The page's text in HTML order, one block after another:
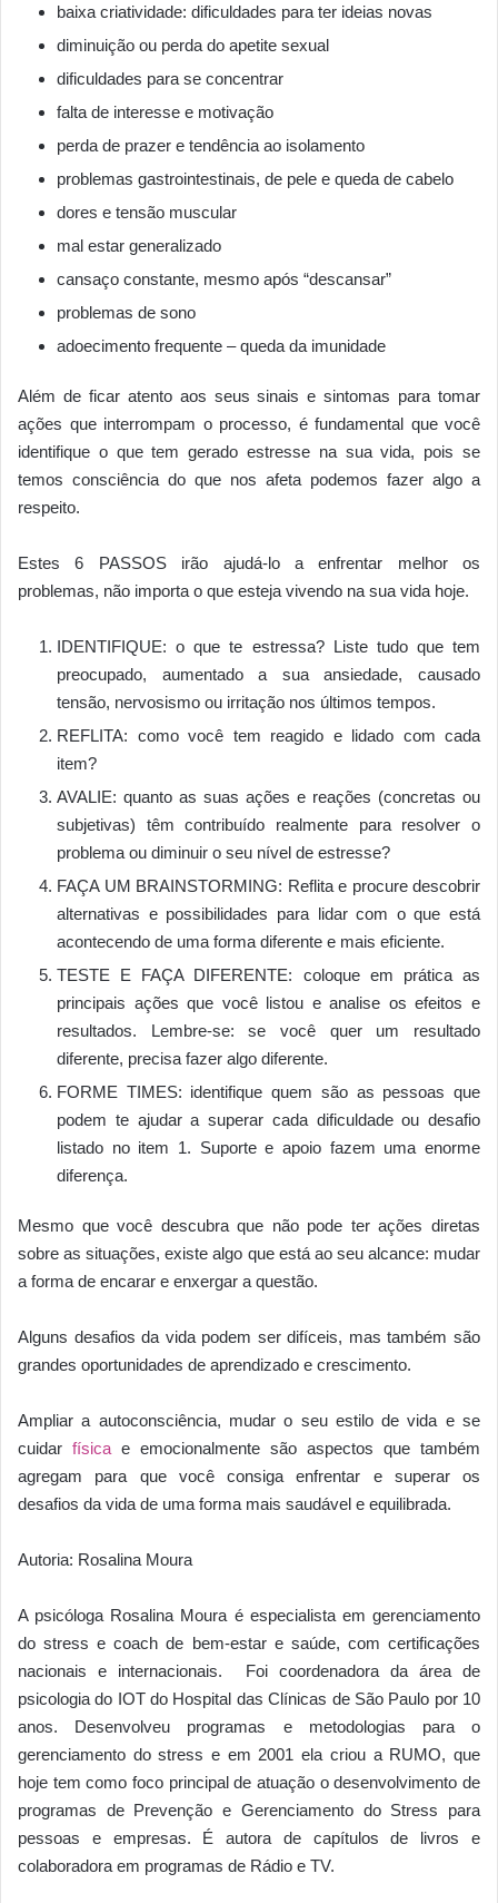
baixa criatividade: dificuldades para ter ideias novas
diminuição ou perda do apetite sexual
dificuldades para se concentrar
falta de interesse e motivação
perda de prazer e tendência ao isolamento
problemas gastrointestinais, de pele e queda de cabelo
dores e tensão muscular
mal estar generalizado
cansaço constante, mesmo após “descansar”
problemas de sono
adoecimento frequente – queda da imunidade
Além de ficar atento aos seus sinais e sintomas para tomar
ações que interrompam o processo, é fundamental que você
identifique o que tem gerado estresse na sua vida, pois se
temos consciência do que nos afeta podemos fazer algo a
respeito.
Estes 6 PASSOS irão ajudá-lo a enfrentar melhor os
problemas, não importa o que esteja vivendo na sua vida hoje.
IDENTIFIQUE: o que te estressa? Liste tudo que tem
preocupado, aumentado a sua ansiedade, causado
tensão, nervosismo ou irritação nos últimos tempos.
REFLITA: como você tem reagido e lidado com cada
item?
AVALIE: quanto as suas ações e reações (concretas ou
subjetivas) têm contribuído realmente para resolver o
problema ou diminuir o seu nível de estresse?
FAÇA UM BRAINSTORMING: Reflita e procure descobrir
alternativas e possibilidades para lidar com o que está
acontecendo de uma forma diferente e mais eficiente.
TESTE E FAÇA DIFERENTE: coloque em prática as
principais ações que você listou e analise os efeitos e
resultados. Lembre-se: se você quer um resultado
diferente, precisa fazer algo diferente.
FORME TIMES: identifique quem são as pessoas que
podem te ajudar a superar cada dificuldade ou desafio
listado no item 1. Suporte e apoio fazem uma enorme
diferença.
Mesmo que você descubra que não pode ter ações diretas
sobre as situações, existe algo que está ao seu alcance: mudar
a forma de encarar e enxergar a questão.
Alguns desafios da vida podem ser difíceis, mas também são
grandes oportunidades de aprendizado e crescimento.
Ampliar a autoconsciência, mudar o seu estilo de vida e se
cuidar física e emocionalmente são aspectos que também
agregam para que você consiga enfrentar e superar os
desafios da vida de uma forma mais saudável e equilibrada.
Autoria: Rosalina Moura
A psicóloga Rosalina Moura é especialista em gerenciamento
do stress e coach de bem-estar e saúde, com certificações
nacionais e internacionais. Foi coordenadora da área de
psicologia do IOT do Hospital das Clínicas de São Paulo por 10
anos. Desenvolveu programas e metodologias para o
gerenciamento do stress e em 2001 ela criou a RUMO, que
hoje tem como foco principal de atuação o desenvolvimento de
programas de Prevenção e Gerenciamento do Stress para
pessoas e empresas. É autora de capítulos de livros e
colaboradora em programas de Rádio e TV.